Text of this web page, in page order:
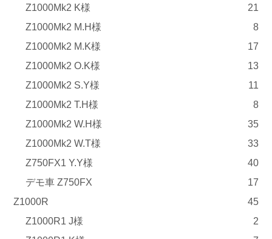
Z1000Mk2 K様
21
Z1000Mk2 M.H様
8
Z1000Mk2 M.K様
17
Z1000Mk2 O.K様
13
Z1000Mk2 S.Y様
11
Z1000Mk2 T.H様
8
Z1000Mk2 W.H様
35
Z1000Mk2 W.T様
33
Z750FX1 Y.Y様
40
デモ車 Z750FX
17
Z1000R
45
Z1000R1 J様
2